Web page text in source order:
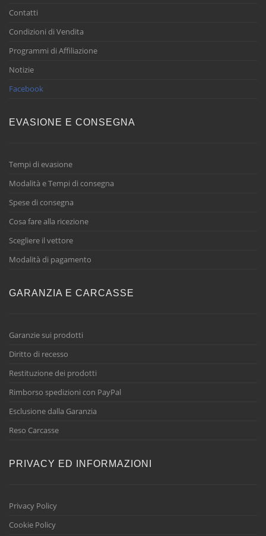
Contatti
Condizioni di Vendita
Programmi di Affiliazione
Notizie
Facebook
EVASIONE E CONSEGNA
Tempi di evasione
Modalità e Tempi di consegna
Spese di consegna
Cosa fare alla ricezione
Scegliere il vettore
Modalità di pagamento
GARANZIA E CARCASSE
Garanzie sui prodotti
Diritto di recesso
Restituzione dei prodotti
Rimborso spedizioni con PayPal
Esclusione dalla Garanzia
Reso Carcasse
PRIVACY ED INFORMAZIONI
Privacy Policy
Cookie Policy